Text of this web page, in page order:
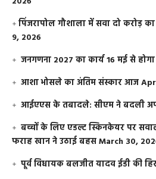
​पिंजरापोल गौशाला में सवा दो करोड़ का
9, 2026
जनगणना 2027 का कार्य 16 मई से
आशा भोसले का अंतिम संस्कार आज
आईएएस के तबादले: सीएम ने बदली
बच्चों के लिए एडल्ट स्किनकेयर पर
फराह खान ने उठाई बहसMarch 30,
पूर्व विधायक बलजीत यादव ईडी की